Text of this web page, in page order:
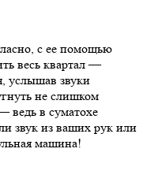
с ее помощью
весь квартал —
услышав звуки
не слишком
ведь в суматохе
звук из ваших рук или
машина!